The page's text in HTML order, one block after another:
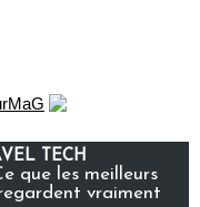
TECH
que les meilleurs
vraiment